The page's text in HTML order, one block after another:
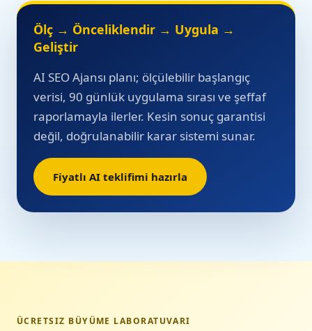
Ölç → Önceliklendir → Uygula →
Geliştir
AI SEO Ajansı planı; ölçülebilir başlangıç
verisi, 90 günlük uygulama sırası ve şeffaf
raporlamayla ilerler. Kesin sonuç garantisi
değil, doğrulanabilir karar sistemi sunar.
Fiyatlı AI teklifimi hazırla
ÜCRETSIZ BÜYÜME LABORATUVARI